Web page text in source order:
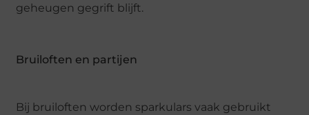
geheugen gegrift blijft.
Bruiloften en partijen
Bij bruiloften worden sparkulars vaak gebruikt